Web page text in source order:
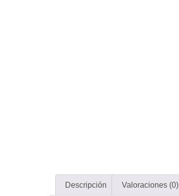
Descripción Valoraciones (0)